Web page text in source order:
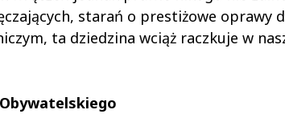
starań o prestiżowe oprawy
ta dziedzina wciąż raczkuje w